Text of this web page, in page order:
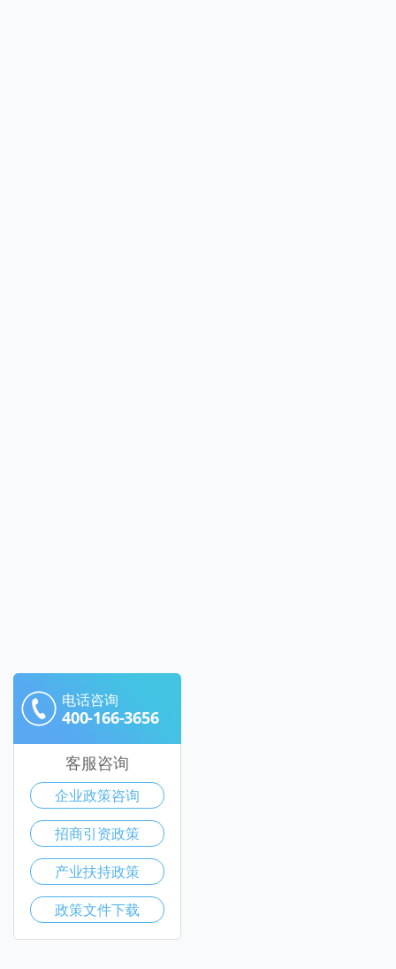
电话咨询
400-166-3656
客服咨询
企业政策咨询
招商引资政策
产业扶持政策
政策文件下载